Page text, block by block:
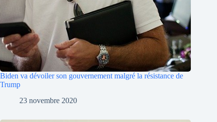
Biden va dévoiler son gouvernement malgré la résistance de
Trump
23 novembre 2020